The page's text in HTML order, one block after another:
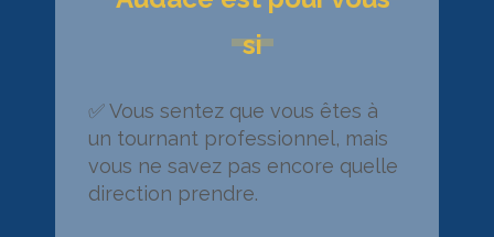
si
✅ Vous sentez que vous êtes à
un tournant professionnel, mais
vous ne savez pas encore quelle
direction prendre.